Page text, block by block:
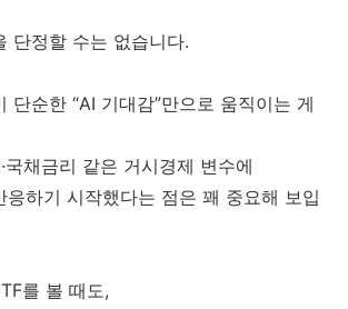
단정할 수는 없습니다.
단순한 “AI 기대감”만으로 움직이는 게
국채금리 같은 거시경제 변수에
응하기 시작했다는 점은 꽤 중요해 보입
를 볼 때도,